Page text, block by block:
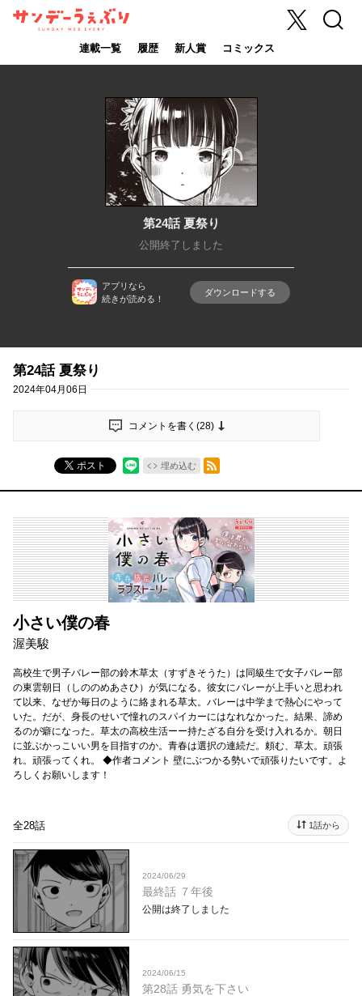
サンデーうぇ
連載一覧 履歴 新人賞 コミックス
X 検索
第24話 夏祭り
公開終了しました
アプリなら
続きが読める！
ダウンロードする
第24話 夏祭り
2024年04月06日
コメントを書く(28)
ポスト 埋め込む
RSSフィード
小さい僕の春
渥美駿
高校生で男子バレー部の鈴木草太（すずきそうた）は同級生で女子バレー部
の東雲朝日（しののめあさひ）が気になる。彼女にバレーが上手いと思われ
て以来、なぜか毎日のように絡まれる草太。バレーは中学まで熱心にやって
いた。だが、身長のせいで憧れのスパイカーにはなれなかった。結果、諦め
るのが癖になった。草太の高校生活ーー持たざる自分を受け入れるか。朝日
に並ぶかっこいい男を目指すのか。青春は選択の連続だ。頼む、草太。頑張
れ。頑張ってくれ。 ◆作者コメント 壁にぶつかる勢いで頑張りたいです。よ
ろしくお願いします！
全28話 1話から
2024/06/29
最終話 ７年後
公開は終了しました
2024/06/15
第28話 勇気を下さい